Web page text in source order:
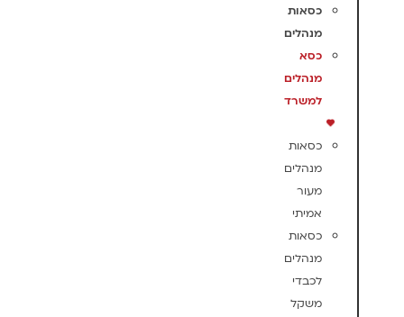
כסאות
מנהלים
כסא
מנהלים
למשרד
כסאות
מנהלים
מעור
אמיתי
כסאות
מנהלים
לכבדי
משקל